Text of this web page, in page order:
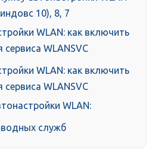
10), 8, 7
WLAN: как включить
сервиса WLANSVC
WLAN: как включить
сервиса WLANSVC
WLAN:
служб